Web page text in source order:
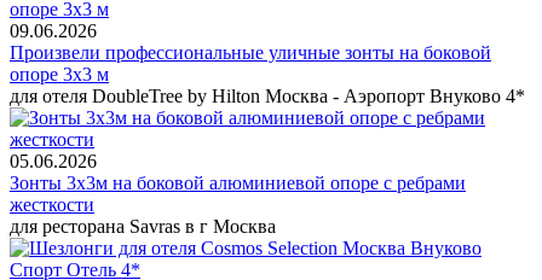
09.06.2026
Произвели профессиональные уличные зонты на боковой
опоре 3х3 м
для отеля DoubleTree by Hilton Москва - Аэропорт Внуково 4*
05.06.2026
Зонты 3х3м на боковой алюминиевой опоре с ребрами
жесткости
для ресторана Savras в г Москва